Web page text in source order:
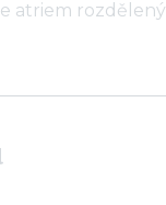
atriem rozdělený